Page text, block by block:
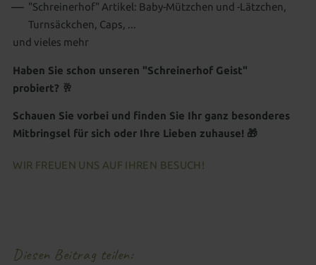
"Schreinerhof" Artikel: Baby-Mützchen und -Lätzchen,
Turnsäckchen, Caps, ...
und vieles mehr
Haben Sie schon unseren "Schreinerhof Geist"
probiert? 🥂
Schauen Sie vorbei und finden Sie Ihr ganz besonderes
Mitbringsel für sich oder Ihre Lieben zuhause! 🎁
WIR FREUEN UNS AUF IHREN BESUCH!
Diesen Beitrag teilen